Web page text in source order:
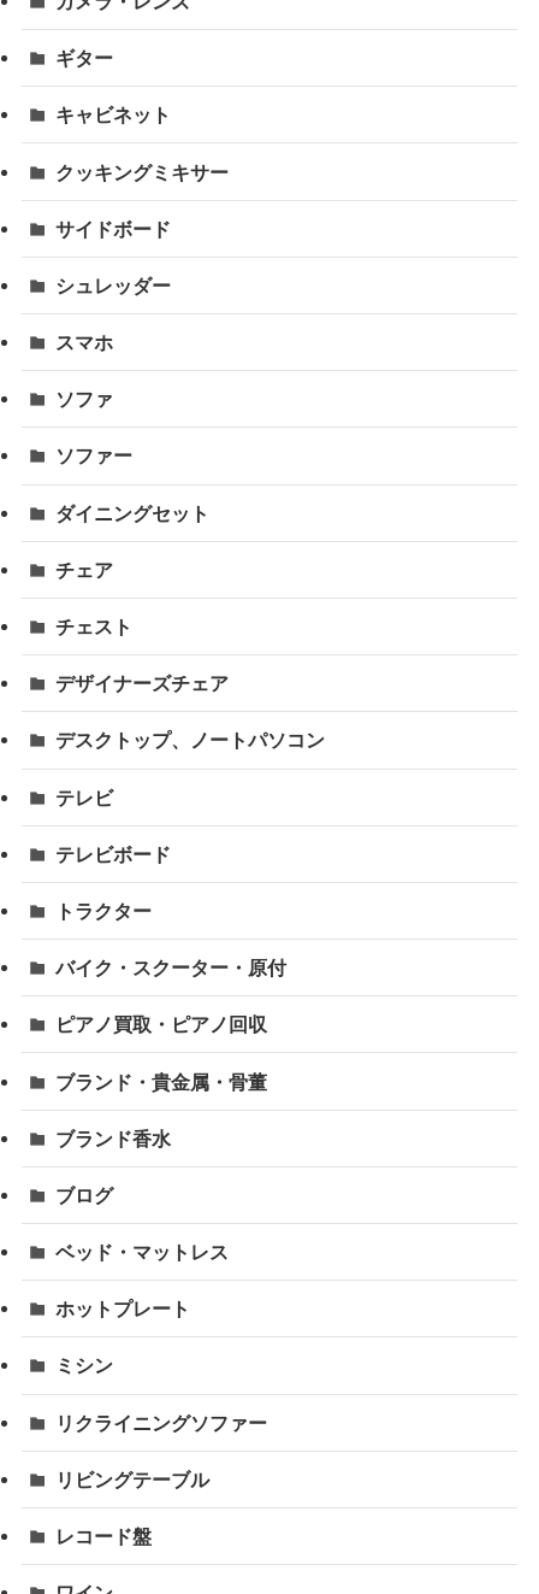
ギター
キャビネット
クッキングミキサー
サイドボード
シュレッダー
スマホ
ソファ
ソファー
ダイニングセット
チェア
チェスト
デザイナーズチェア
デスクトップ、ノートパソコン
テレビ
テレビボード
トラクター
バイク・スクーター・原付
ピアノ買取・ピアノ回収
ブランド・貴金属・骨董
ブランド香水
ブログ
ベッド・マットレス
ホットプレート
ミシン
リクライニングソファー
リビングテーブル
レコード盤